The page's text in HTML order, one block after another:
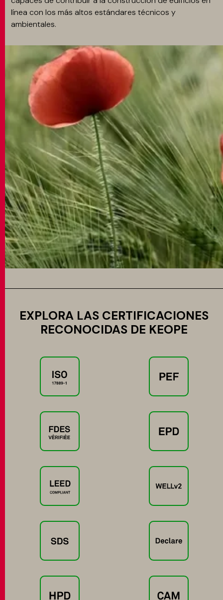
línea con los más altos estándares técnicos y
ambientales.
EXPLORA LAS CERTIFICACIONES
RECONOCIDAS DE KEOPE